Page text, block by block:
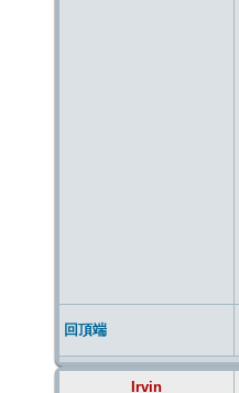
回頂端
Irvin